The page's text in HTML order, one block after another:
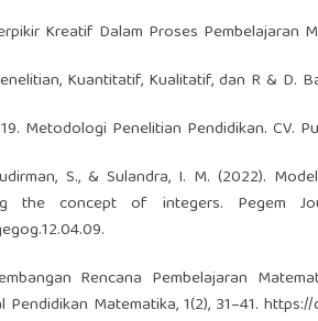
Kreatif Dalam Proses Pembelajaran
Kuantitatif, Kualitatif, dan R & D.
Metodologi Penelitian Pendidikan. CV.
S., & Sulandra, I. M. (2022).
the concept of integers. Pegem
.
Rencana Pembelajaran
Matematika, 1(2), 31–41. https://